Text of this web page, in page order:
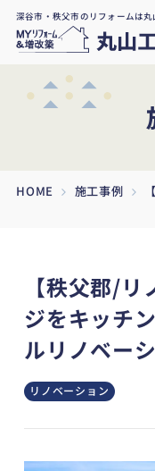
深谷市・秩父市のリフォームは丸
HOME 施工事例
【秩父郡/
ジをキッチ
ルリノベー
リノベーション